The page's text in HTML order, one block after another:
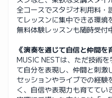
全コースでスタジオ利用料・
てレッスンに集中できる環境
無料体験レッスンも随時受付
《演奏を通じて自信と仲間を
MUSIC NESTは、ただ技術
て自分を表現し、仲間と刺激
セッションやライブでの経験
く、自信や表現力も育ててい